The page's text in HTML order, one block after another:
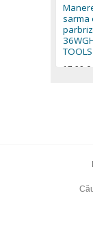
sarma
TOOLS.
17,90 €